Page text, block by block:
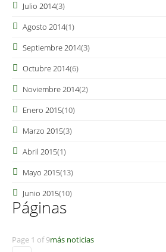
Julio 2014(3)
Agosto 2014(1)
Septiembre 2014(3)
Octubre 2014(6)
Noviembre 2014(2)
Enero 2015(10)
Marzo 2015(3)
Abril 2015(1)
Mayo 2015(13)
Junio 2015(10)
Páginas
Page 1 of 9más noticias